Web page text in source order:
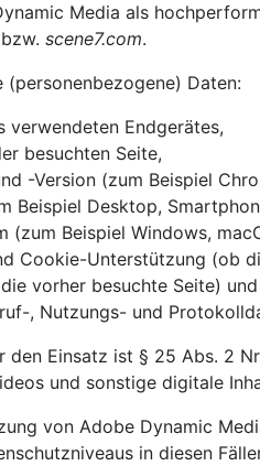
Media als
bzw. scene7.com.
Daten:
verwendeten Endgerätes,
besuchten Seite,
-Version (zum Beispiel
Beispiel Desktop,
(zum Beispiel Windows,
Cookie-Unterstützung (ob
vorher besuchte Seite) und
, Nutzungs- und
den Einsatz ist § 25 Abs. 2
und sonstige digitale
von Adobe Dynamic
in diesen